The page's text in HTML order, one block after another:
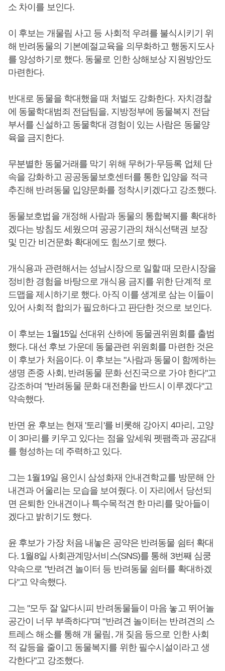
소 차이를 보인다.
이 후보는 개물림 사고 등 사회적 우려를 불식시키기 위
해 반려동물의 기본예절교육을 의무화하고 행동지도사
를 양성하기로 했다. 동물로 인한 상해보상 지원방안도
마련한다.
반대로 동물을 학대했을 때 처벌도 강화한다. 자치경찰
에 동물학대범죄 전담팀을, 지방정부에 동물복지 전담
부서를 신설하고 동물학대 경험이 있는 사람은 동물양
육을 금지한다.
무분별한 동물거래를 막기 위해 무허가·무등록 업체 단
속을 강화하고 공공동물보호센터를 통한 입양을 적극
추진해 반려동물 입양문화를 정착시키겠다고 강조했다.
동물보호법을 개정해 사람과 동물의 통합복지를 확대하
겠다는 방침도 세웠으며 공공기관의 채식선택권 보장
및 민간 비건문화 확대에도 힘쓰기로 했다.
개식용과 관련해서는 성남시장으로 일할 때 모란시장을
정비한 경험을 바탕으로 개식용 금지를 위한 단계적 로
드맵을 제시하기로 했다. 아직 이를 생계로 삼는 이들이
있어 사회적 합의가 필요하다고 판단한 것으로 보인다.
이 후보는 1월15일 선대위 산하에 동물권위원회를 출범
했다. 대선 후보 가운데 동물관련 위원회를 마련한 것은
이 후보가 처음이다. 이 후보는 "사람과 동물이 함께하는
생명 존중 사회, 반려동물 문화 선진국으로 가야 한다"고
강조하며 "반려동물 문화 대전환을 반드시 이루겠다"고
약속했다.
반면 윤 후보는 현재 '토리'를 비롯해 강아지 4마리, 고양
이 3마리를 키우고 있다는 점을 앞세워 펫팸족과 공감대
를 형성하는 데 주력하고 있다.
그는 1월19일 용인시 삼성화재 안내견학교를 방문해 안
내견과 어울리는 모습을 보여줬다. 이 자리에서 당선되
면 은퇴한 안내견이나 특수목적견 한 마리를 맞아들이
겠다고 밝히기도 했다.
윤 후보가 가장 처음 내놓은 공약은 반려동물 쉼터 확대
다. 1월8일 사회관계망서비스(SNS)를 통해 3번째 심쿵
약속으로 "반려견 놀이터 등 반려동물 쉼터를 확대하겠
다"고 약속했다.
그는 "모두 잘 알다시피 반려동물들이 마음 놓고 뛰어놀
공간이 너무 부족하다"며 "반려견 놀이터는 반려견의 스
트레스 해소를 통해 개 물림, 개 짖음 등으로 인한 사회
적 갈등을 줄이고 동물복지를 위한 필수시설이라고 생
각한다"고 강조했다.